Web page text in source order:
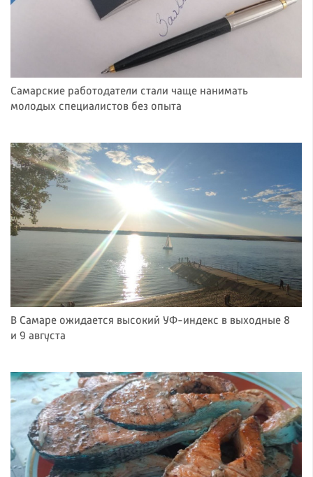
Самарские работодатели стали чаще нанимать
молодых специалистов без опыта
В Самаре ожидается высокий УФ-индекс в выходные 8
и 9 августа